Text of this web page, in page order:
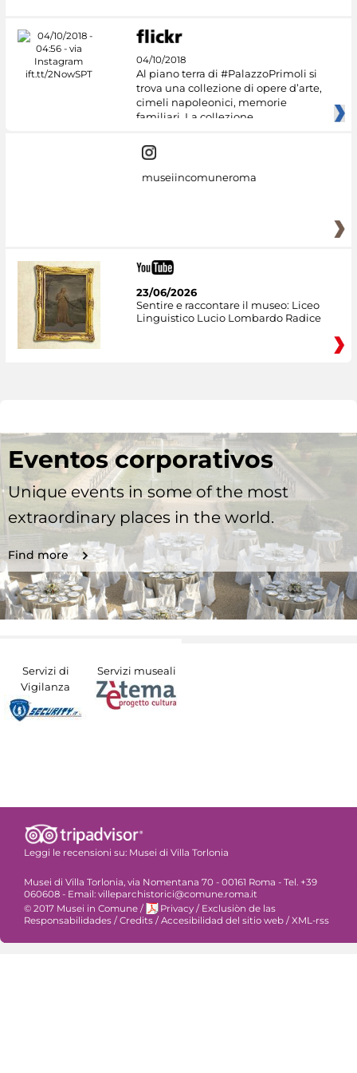
04/10/2018
Al piano terra di #PalazzoPrimoli si
trova una collezione di opere d’arte,
cimeli napoleonici, memorie
familiari. La collezione
museiincomuneroma
23/06/2026
Sentire e raccontare il museo: Liceo
Linguistico Lucio Lombardo Radice
Eventos corporativos
Unique events in some of the most
extraordinary places in the world.
Find more
Servizi di
Vigilanza
Servizi museali
Leggi le recensioni su: Musei di Villa Torlonia
Musei di Villa Torlonia, via Nomentana 70 - 00161 Roma - Tel. +39
060608 - Email: villeparchistorici@comune.roma.it
© 2017 Musei in Comune / Privacy / Exclusiòn de las
Responsabilidades / Credits / Accesibilidad del sitio web / XML-rss